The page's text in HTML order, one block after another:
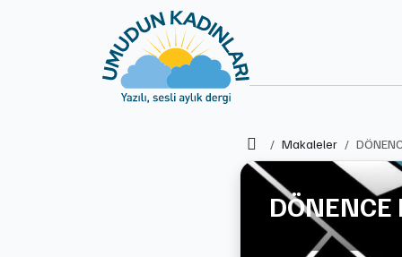
Ana SayfaMakaleler
DÖNENCE